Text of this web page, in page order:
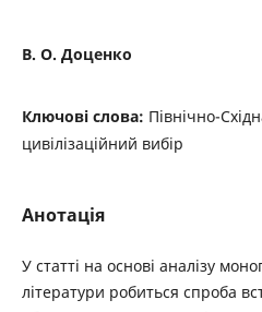
В. О. Доценко
Ключові слова: Північно-
цивілізаційний вибір
Анотація
У статті на основі аналізу
літератури робиться спроба